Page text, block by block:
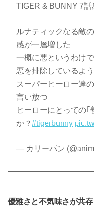
TIGER & BUNNY 7話
ルナティックなる敵
感が一層増した
一概に悪というわけ
悪を排除しているよ
スーパーヒーロー達
言い放つ
ヒーローにとっての｢
か？#tigerbunny
— カリーパン
優雅さと不気味さが共